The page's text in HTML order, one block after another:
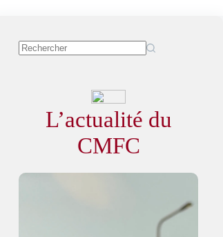
L’actualité du
CMFC